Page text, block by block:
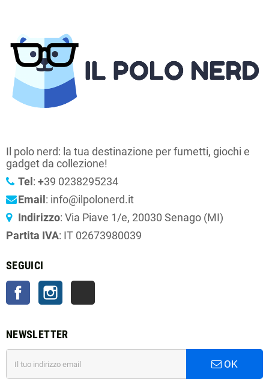
Il polo nerd: la tua destinazione per fumetti, giochi e
gadget da collezione!
Tel : +39 0238295234
Email : info@ilpolonerd.it
Indirizzo: Via Piave 1/e, 20030 Senago (MI)
Partita IVA: IT 02673980039
SEGUICI
FacebookInstagram
NEWSLETTER
OK